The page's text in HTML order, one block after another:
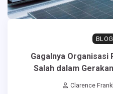
Gagalnya Organisasi
Salah dalam
Clarence